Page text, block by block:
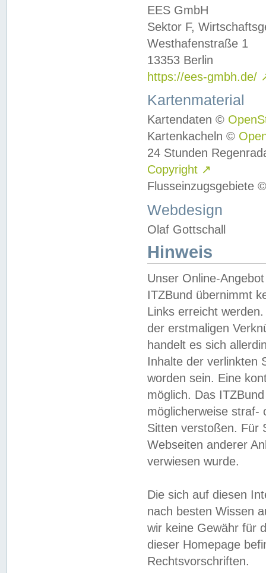
EES GmbH
Sektor F,
Westhafenstraße 1
13353 Berlin
https://ees-gmbh.de/
Kartenmaterial
Kartendaten ©
Kartenkacheln ©
24 Stunden
Copyright ↗
Flusseinzugsgebiete
Webdesign
Olaf Gottschall
Hinweis
Unser Online-
ITZBund übernimmt
Links erreicht
der erstmaligen
handelt es sich
Inhalte der verlinkten
worden sein. Eine
möglich. Das
möglicherweise straf-
Sitten verstoßen. Für
Webseiten anderer
verwiesen wurde.
Die sich auf diesen
nach besten Wissen
wir keine Gewähr für
dieser Homepage
Rechtsvorschriften.